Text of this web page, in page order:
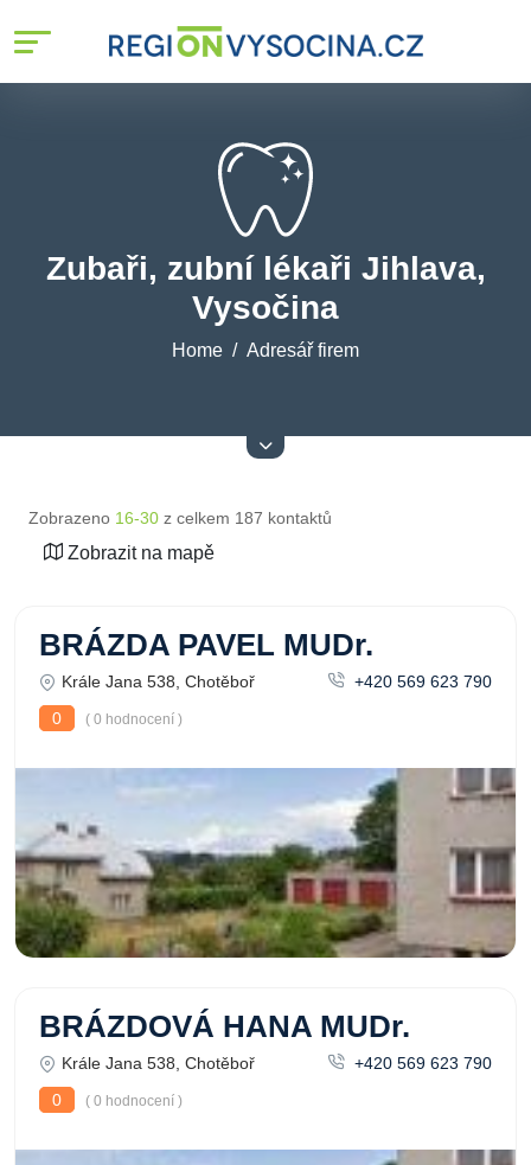
Zubaři, zubní lékaři Jihlava,
Vysočina
Home Adresář firem
Zobrazeno 16-30 z celkem 187 kontaktů
Zobrazit na mapě
BRÁZDA PAVEL MUDr.
Krále Jana 538, Chotěboř
+420 569 623 790
0
( 0 hodnocení )
BRÁZDOVÁ HANA MUDr.
Krále Jana 538, Chotěboř
+420 569 623 790
0
( 0 hodnocení )